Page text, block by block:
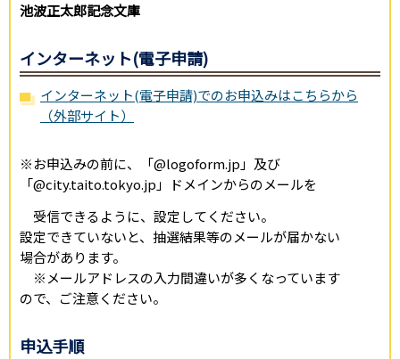
池波正太郎記念文庫
インターネット(電子申請)
インターネット(電子申請)でのお申込みはこちらから
（外部サイト）
※お申込みの前に、「@logoform.jp」及び
「@city.taito.tokyo.jp」ドメインからのメールを
受信できるように、設定してください。
設定できていないと、抽選結果等のメールが届かない
場合があります。
※メールアドレスの入力間違いが多くなっています
ので、ご注意ください。
申込手順